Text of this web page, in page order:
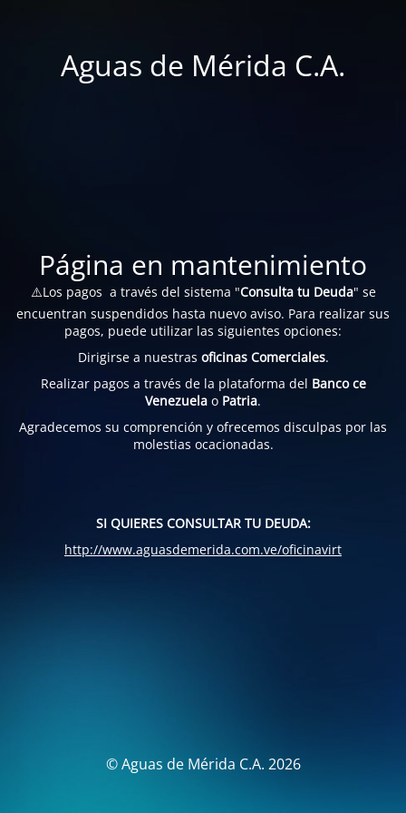
Aguas de Mérida C.A.
Página en mantenimiento
⚠️Los pagos a través del sistema "Consulta tu Deuda" se
encuentran suspendidos hasta nuevo aviso. Para realizar sus
pagos, puede utilizar las siguientes opciones:
Dirigirse a nuestras oficinas Comerciales.
Realizar pagos a través de la plataforma del Banco ce
Venezuela o Patria.
Agradecemos su comprención y ofrecemos disculpas por las
molestias ocacionadas.
SI QUIERES CONSULTAR TU DEUDA:
http://www.aguasdemerida.com.ve/oficinavirt
© Aguas de Mérida C.A. 2026